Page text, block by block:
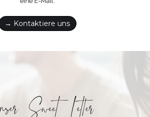
→ Kontaktiere uns
Sweet Letter